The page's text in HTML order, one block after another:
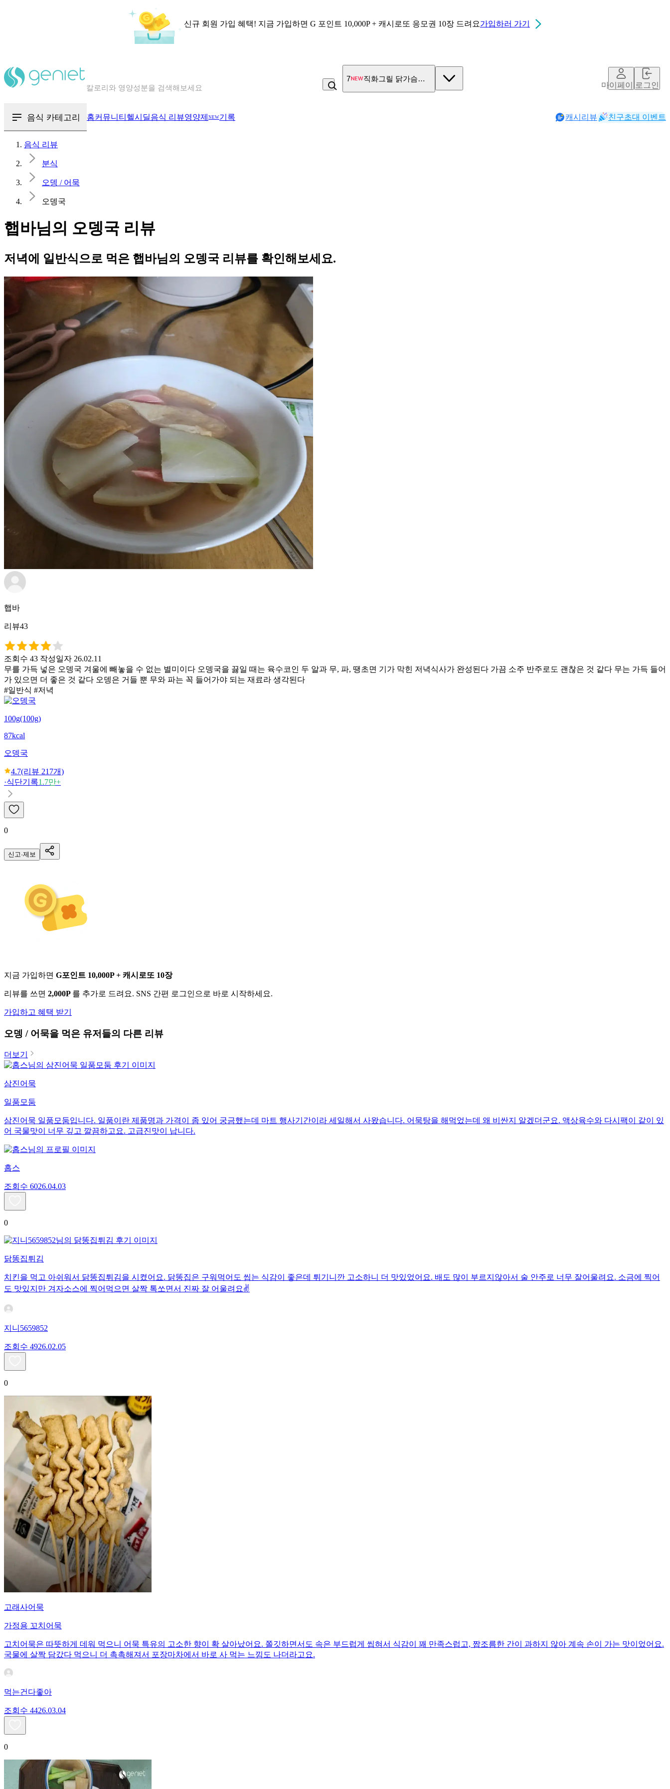
신규 회원 가입 혜택! 지금 가입하면 G 포인트 10,000P + 캐시로또 응모권 10장 드려요가입하러 가기
혈당 · 다이어트 음식 검색해보세요
7 직화그릴 닭가슴살 큐브 칮ㄷ
마이페이지로그인
음식 카테고리 홈커뮤니티 헬시딜음식 리뷰영양제 NEW기록 캐시리뷰 친구초대 이벤트
음식 리뷰
분식
오뎅 / 어묵
오뎅국
햅바님의 오뎅국 리뷰
저녁에 일반식으로 먹은 햅바님의 오뎅국 리뷰를 확인해보세요.
햅바
리뷰43
조회수 43 작성일자 26.02.11
무를 가득 넣은 오뎅국 겨울에 빼놓을 수 없는 별미이다 오뎅국을 끓일 때는 육수코인 두 알과 무, 파, 땡초면 기가 막힌 저녁식사가 완성된다 가끔 소주 반주로도 괜찮은 것 같다 무는 가득 들어
가 있으면 더 좋은 것 같다 오뎅은 거들 뿐 무와 파는 꼭 들어가야 되는 재료라 생각된다
#일반식 #저녁
100g(100g)
87kcal
오뎅국
4.7(리뷰 217개)
·식단기록1.7만+
0
신고·제보
지금 가입하면 G포인트 10,000P + 캐시로또 10장
리뷰를 쓰면 2,000P 를 추가로 드려요. SNS 간편 로그인으로 바로 시작하세요.
가입하고 혜택 받기
오뎅 / 어묵을 먹은 유저들의 다른 리뷰
더보기
삼진어묵
일품모둠
삼진어묵 일품모둠입니다. 일품이란 제품명과 가격이 좀 있어 궁금했는데 마트 행사기간이라 세일해서 사왔습니다. 어묵탕을 해먹었는데 왜 비싼지 알겠더군요. 액상육수와 다시팩이 같이 있
어 국물맛이 너무 깊고 깔끔하고요. 고급진맛이 납니다.
홉스
조회수 6026.04.03
0
닭똥집튀김
치킨을 먹고 아쉬워서 닭똥집튀김을 시켰어요. 닭똥집은 구워먹어도 씹는 식감이 좋은데 튀기니깐 고소하니 더 맛있었어요. 배도 많이 부르지않아서 술 안주로 너무 잘어울려요. 소금에 찍어
도 맛있지만 겨자소스에 찍어먹으면 살짝 톡쏘면서 진짜 잘 어울려요✌️
지니5659852
조회수 4926.02.05
0
고래사어묵
가정용 꼬치어묵
고치어묵은 따뜻하게 데워 먹으니 어묵 특유의 고소한 향이 확 살아났어요. 쫄깃하면서도 속은 부드럽게 씹혀서 식감이 꽤 만족스럽고, 짭조름한 간이 과하지 않아 계속 손이 가는 맛이었어요.
국물에 살짝 담갔다 먹으니 더 촉촉해져서 포장마차에서 바로 사 먹는 느낌도 나더라고요.
먹는건다좋아
조회수 4426.03.04
0